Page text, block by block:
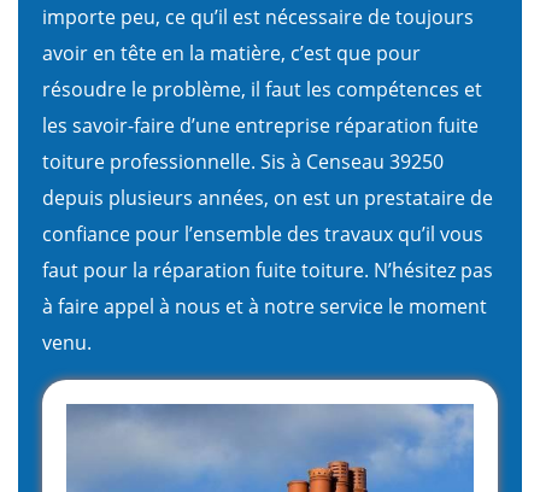
importe peu, ce qu’il est nécessaire de toujours
avoir en tête en la matière, c’est que pour
résoudre le problème, il faut les compétences et
les savoir-faire d’une entreprise réparation fuite
toiture professionnelle. Sis à Censeau 39250
depuis plusieurs années, on est un prestataire de
confiance pour l’ensemble des travaux qu’il vous
faut pour la réparation fuite toiture. N’hésitez pas
à faire appel à nous et à notre service le moment
venu.